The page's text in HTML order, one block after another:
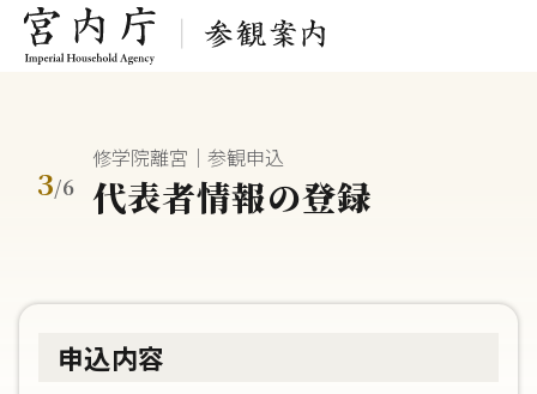
3/6
修学院離宮｜参観申込
代表者情報の登録
申込内容